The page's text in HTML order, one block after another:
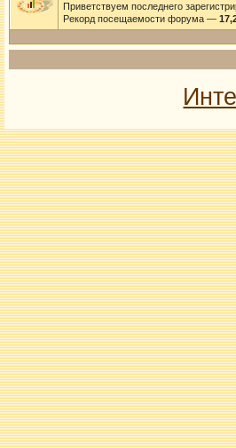
Приветствуем последнего
Рекорд посещаемости форума —